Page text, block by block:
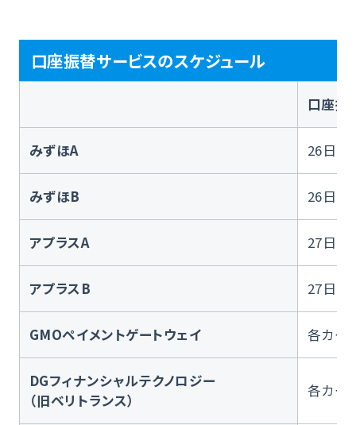
口座振替サービスのスケジュール
口座振
みずほA 26日
みずほB 26日
アプラスA 27日
アプラスB 27日
GMOペイメントゲートウェイ 各カー
DGフィナンシャルテクノロジー
（旧ベリトランス）
各カー